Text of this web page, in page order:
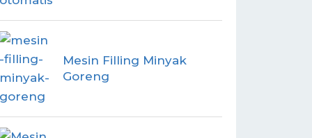
Mesin Filling Minyak
Goreng